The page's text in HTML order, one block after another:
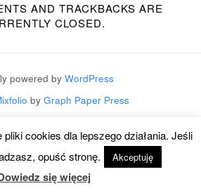
AND TRACKBACKS ARE
CLOSED.
powered by WordPress
by Graph Paper Press
cookies dla lepszego działania. Jeśli
opuść stronę.
Akceptuję
się więcej